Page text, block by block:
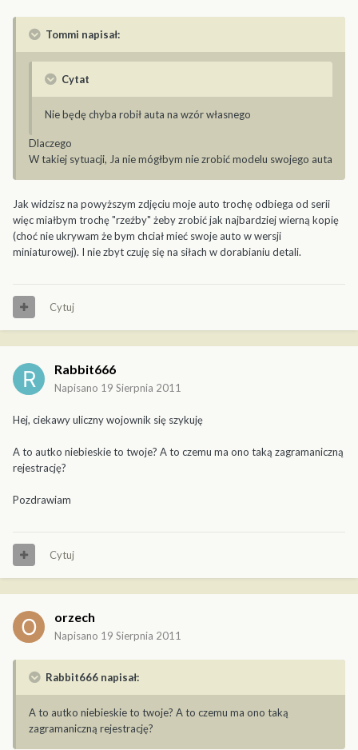
Tommi napisał:
Cytat
Nie będę chyba robił auta na wzór własnego
Dlaczego
W takiej sytuacji, Ja nie mógłbym nie zrobić modelu swojego auta
Jak widzisz na powyższym zdjęciu moje auto trochę odbiega od serii
więc miałbym trochę "rzeźby" żeby zrobić jak najbardziej wierną kopię
(choć nie ukrywam że bym chciał mieć swoje auto w wersji
miniaturowej). I nie zbyt czuję się na siłach w dorabianiu detali.
Cytuj
Rabbit666
Napisano 19 Sierpnia 2011
Hej, ciekawy uliczny wojownik się szykuję
A to autko niebieskie to twoje? A to czemu ma ono taką zagramaniczną
rejestrację?
Pozdrawiam
Cytuj
orzech
Napisano 19 Sierpnia 2011
Rabbit666 napisał:
A to autko niebieskie to twoje? A to czemu ma ono taką
zagramaniczną rejestrację?